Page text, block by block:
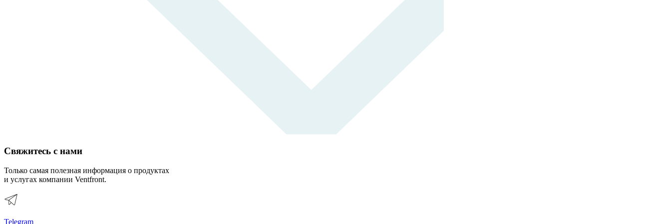
Свяжитесь с нами
Только самая полезная информация о продуктах
и услугах компании Ventfront.
Telegram